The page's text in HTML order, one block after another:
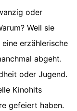
oder
Weil sie
erzählerische
abgeht.
oder Jugend.
Kinohits
gefeiert haben.